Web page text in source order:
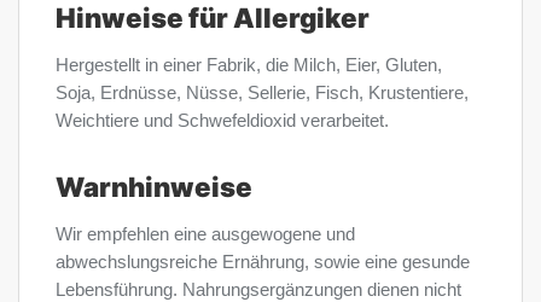
Hinweise für Allergiker
Hergestellt in einer Fabrik, die Milch, Eier, Gluten,
Soja, Erdnüsse, Nüsse, Sellerie, Fisch, Krustentiere,
Weichtiere und Schwefeldioxid verarbeitet.
Warnhinweise
Wir empfehlen eine ausgewogene und
abwechslungsreiche Ernährung, sowie eine gesunde
Lebensführung. Nahrungsergänzungen dienen nicht